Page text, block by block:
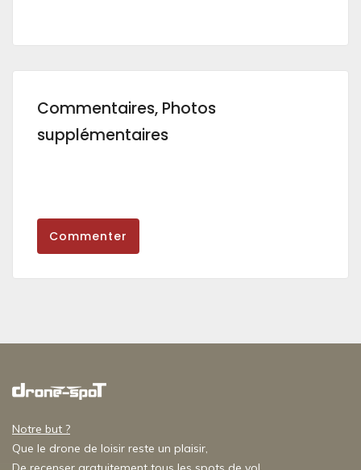
Commentaires, Photos
supplémentaires
Commenter
Notre but ?
Que le drone de loisir reste un plaisir,